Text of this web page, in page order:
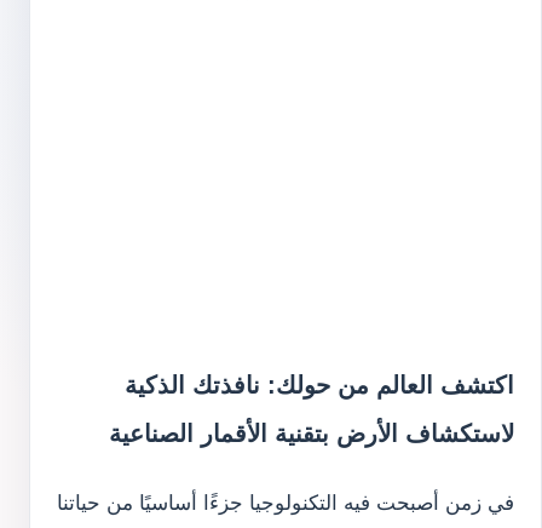
اكتشف العالم من حولك: نافذتك الذكية
لاستكشاف الأرض بتقنية الأقمار الصناعية
في زمن أصبحت فيه التكنولوجيا جزءًا أساسيًا من حياتنا